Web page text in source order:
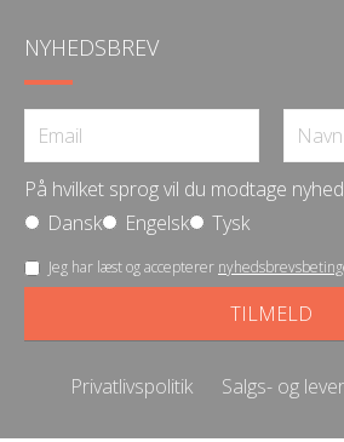
NYHEDSBREV
På hvilket sprog vil du modtage
Dansk
Engelsk Tysk
Jeg har læst og accepterer
Privatlivspolitik Salgs- og